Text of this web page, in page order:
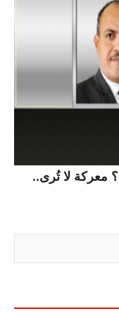
لا تُرى..